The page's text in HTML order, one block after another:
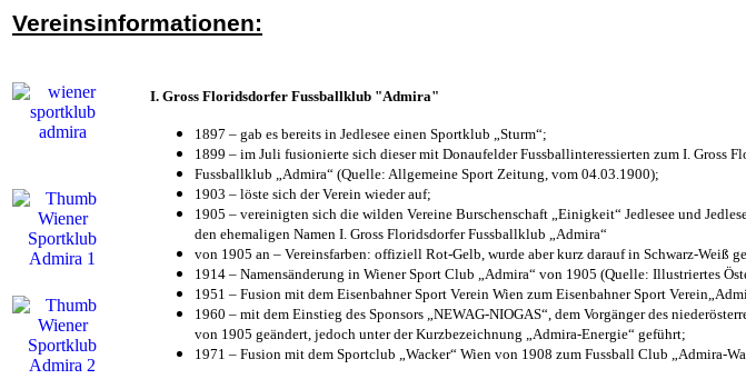
Vereinsinformationen:
I. Gross Floridsdorfer Fussballklub "Admira"
1897 – gab es bereits in Jedlesee einen Sportklub „Sturm“;
1899 – im Juli fusionierte sich dieser mit Donaufelder Fussballinteressierten zum I. Gross
Fussballklub „Admira“ (Quelle: Allgemeine Sport Zeitung, vom 04.03.1900);
1903 – löste sich der Verein wieder auf;
1905 – vereinigten sich die wilden Vereine Burschenschaft „Einigkeit“ Jedlesee und
den ehemaligen Namen I. Gross Floridsdorfer Fussballklub „Admira“
von 1905 an – Vereinsfarben: offiziell Rot-Gelb, wurde aber kurz darauf in Schwarz-Weiß
1914 – Namensänderung in Wiener Sport Club „Admira“ von 1905 (Quelle: Illustriertes
1951 – Fusion mit dem Eisenbahner Sport Verein Wien zum Eisenbahner Sport
1960 – mit dem Einstieg des Sponsors „NEWAG-NIOGAS“, dem Vorgänger des
von 1905 geändert, jedoch unter der Kurzbezeichnung „Admira-Energie“ geführt;
1971 – Fusion mit dem Sportclub „Wacker“ Wien von 1908 zum Fussball Club „Admira-